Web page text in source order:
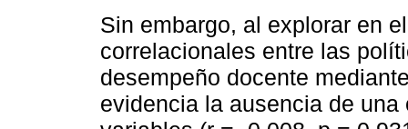
Sin embargo, al explorar en
correlacionales entre las
desempeño docente
evidencia la ausencia de